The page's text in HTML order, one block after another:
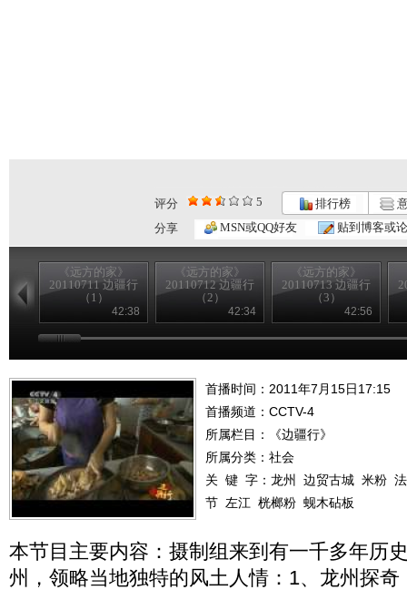
评分 5 排行榜
分享
MSN或QQ好友 贴到博客或
《远方的家》
20110711 边疆行
（1）
42:38
《远方的家》
20110712 边疆行
（2）
42:34
《远方的家》
20110713 边疆行
（3）
42:56
首播时间：2011年7月15日17:15
首播频道： CCTV-4
所属栏目：
《边疆行》
所属分类：社会
关 键 字： 龙州 边贸古城 米粉
节 左江 桄榔粉 蚬木砧板
本节目主要内容：摄制组来到有一千多年历
州，领略当地独特的风土人情：1、龙州探